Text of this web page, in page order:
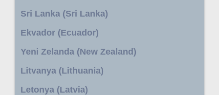
Sri Lanka (Sri Lanka)
Ekvador (Ecuador)
Yeni Zelanda (New Zealand)
Litvanya (Lithuania)
Letonya (Latvia)